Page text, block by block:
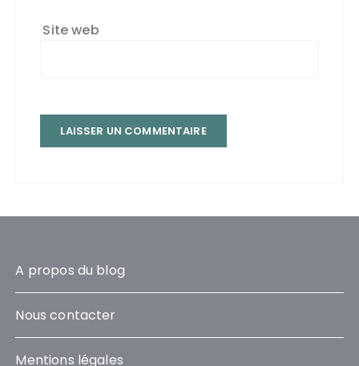
Site web
A propos du blog
Nous contacter
Mentions légales